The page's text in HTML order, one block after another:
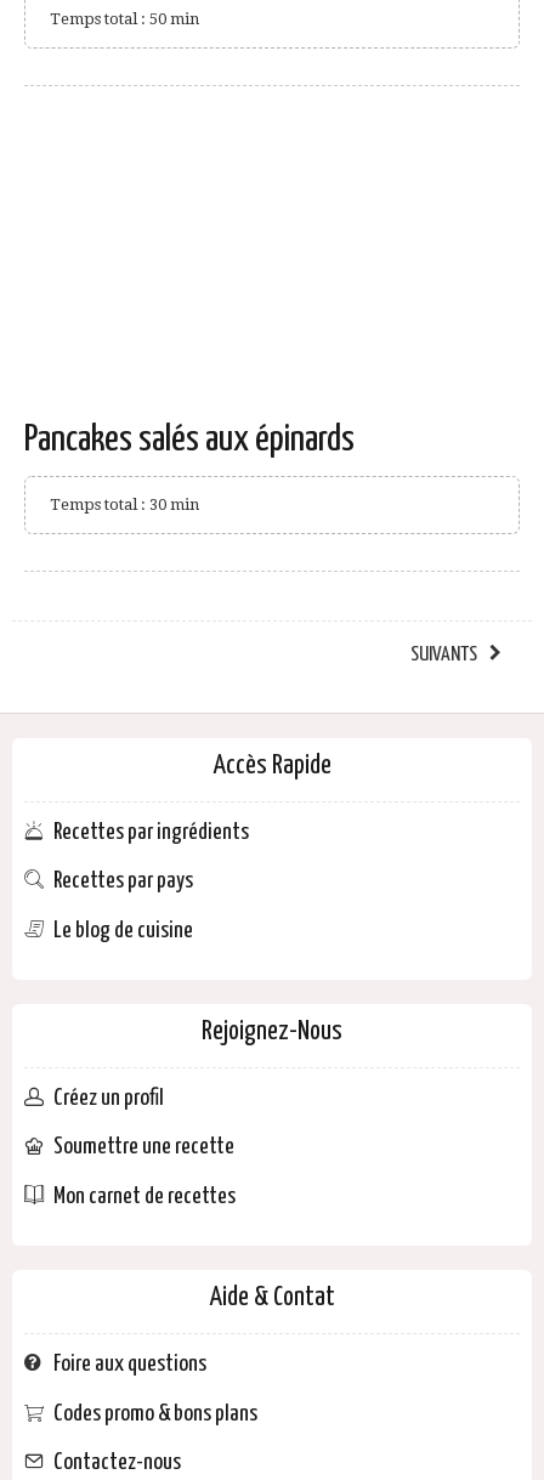
Temps total : 50 min
Pancakes salés aux épinards
Temps total : 30 min
SUIVANTS
Accès Rapide
Recettes par ingrédients
Recettes par pays
Le blog de cuisine
Rejoignez-Nous
Créez un profil
Soumettre une recette
Mon carnet de recettes
Aide & Contat
Foire aux questions
Codes promo & bons plans
Contactez-nous